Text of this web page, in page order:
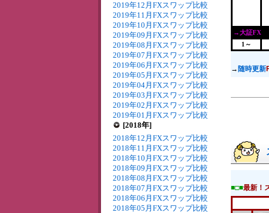
2019年12月FXスワップ比較
2019年11月FXスワップ比較
2019年10月FXスワップ比較
2019年09月FXスワップ比較
2019年08月FXスワップ比較
2019年07月FXスワップ比較
2019年06月FXスワップ比較
2019年05月FXスワップ比較
2019年04月FXスワップ比較
2019年03月FXスワップ比較
2019年02月FXスワップ比較
2019年01月FXスワップ比較
[2018年]
2018年12月FXスワップ比較
2018年11月FXスワップ比較
2018年10月FXスワップ比較
2018年09月FXスワップ比較
2018年08月FXスワップ比較
2018年07月FXスワップ比較
2018年06月FXスワップ比較
2018年05月FXスワップ比較
→大証FX
1～
→ 随時更新
■□■最新！